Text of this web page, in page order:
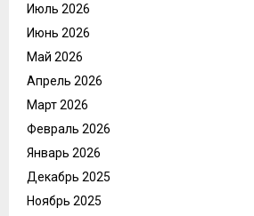
Июль 2026
Июнь 2026
Май 2026
Апрель 2026
Март 2026
Февраль 2026
Январь 2026
Декабрь 2025
Ноябрь 2025